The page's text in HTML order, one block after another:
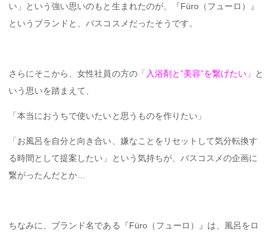
い」という強い思いのもと生まれたのが、『Füro（フューロ）』
というブランドと、バスコスメだったそうです。
さらにそこから、女性社員の方の「入浴剤と”美容”を繋げたい」
と
いう思いを踏まえて、
「本当におうちで使いたいと思うものを作りたい」
「お風呂を自分と向き合い、嫌なことをリセットして気分転換す
る時間として提案したい」という気持ちが、バスコスメの企画に
繋がったんだとか…
ちなみに、ブランド名である『Füro（フューロ）』は、風呂をロ